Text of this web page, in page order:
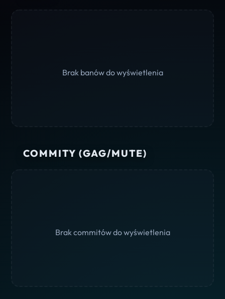
Brak banów do wyświetlenia
COMMITY (GAG/MUTE)
Brak commitów do wyświetlenia